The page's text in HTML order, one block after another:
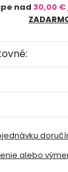
nad 30,00 €
alebo